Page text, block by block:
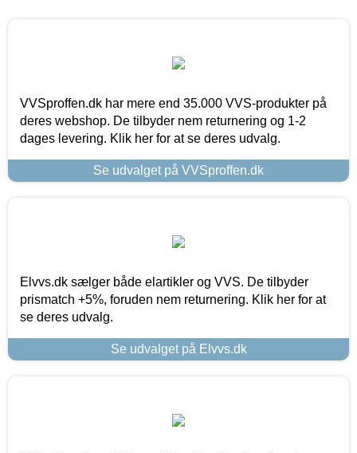
VVSproffen.dk har mere end 35.000 VVS-produkter på
deres webshop. De tilbyder nem returnering og 1-2
dages levering. Klik her for at se deres udvalg.
Se udvalget på VVSproffen.dk
Elvvs.dk sælger både elartikler og VVS. De tilbyder
prismatch +5%, foruden nem returnering. Klik her for at
se deres udvalg.
Se udvalget på Elvvs.dk